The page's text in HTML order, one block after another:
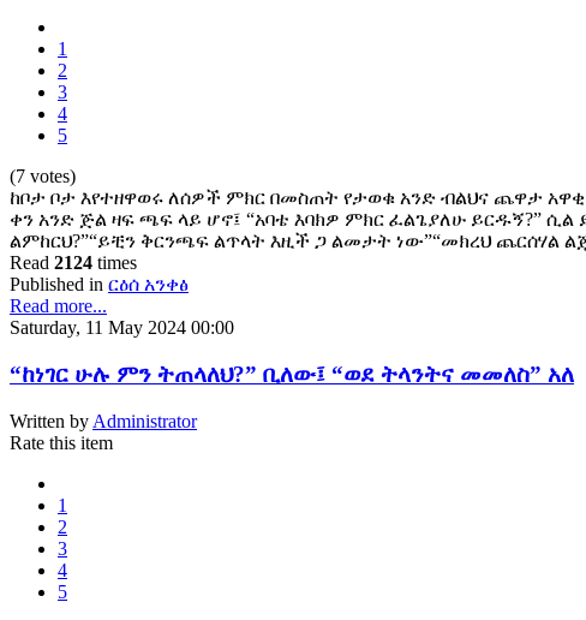
1
2
3
4
5
(7 votes)
ከቦታ ቦታ እየተዘዋወሩ ለሰዎች ምክር በመስጠት የታወቁ አንድ ብልህና ጨዋታ አዋቂ
ቀን አንድ ጅል ዛፍ ጫፍ ላይ ሆኖ፤ “አባቴ እባክዎ ምክር ፈልጌያለሁ ይርዱኝ?” ሲል
ልምከርህ?”“ይቺን ቅርንጫፍ ልጥላት እዚች ጋ ልመታት ነው”“መክረህ ጨርሰሃል
Read 2124 times
Published in ርዕሰ አንቀፅ
Read more...
Saturday, 11 May 2024 00:00
“ከነገር ሁሉ ምን ትጠላለህ?” ቢለው፤ “ወደ ትላንትና መመለስ” አለ
Written by Administrator
Rate this item
1
2
3
4
5